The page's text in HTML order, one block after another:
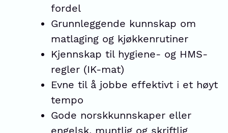
fordel
Grunnleggende kunnskap om
matlaging og kjøkkenrutiner
Kjennskap til hygiene- og HMS-
regler (IK-mat)
Evne til å jobbe effektivt i et høyt
tempo
Gode norskkunnskaper eller
engelsk, muntlig og skriftlig